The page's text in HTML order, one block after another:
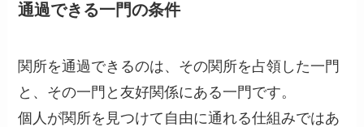
通過できる一門の条件
関所を通過できるのは、その関所を占領した一門
と、その一門と友好関係にある一門です。
個人が関所を見つけて自由に通れる仕組みではあ